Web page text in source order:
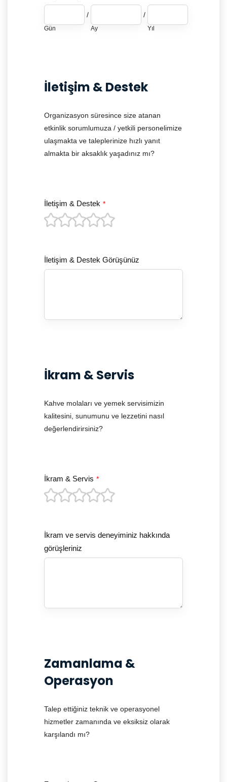
Gün
/
Ay
/
Yıl
İletişim & Destek
Organizasyon süresince size atanan
etkinlik sorumlumuza / yetkili personelimize
ulaşmakta ve taleplerinize hızlı yanıt
almakta bir aksaklık yaşadınız mı?
İletişim & Destek *
İletişim & Destek Görüşünüz
İkram & Servis
Kahve molaları ve yemek servisimizin
kalitesini, sunumunu ve lezzetini nasıl
değerlendirirsiniz?
İkram & Servis *
İkram ve servis deneyiminiz hakkında
görüşleriniz
Zamanlama &
Operasyon
Talep ettiğiniz teknik ve operasyonel
hizmetler zamanında ve eksiksiz olarak
karşılandı mı?